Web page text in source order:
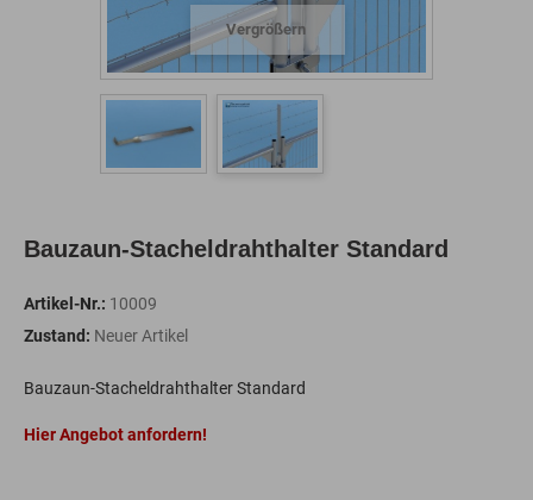
Vergrößern
Bauzaun-Stacheldrahthalter Standard
Artikel-Nr.: 10009
Zustand: Neuer Artikel
Bauzaun-Stacheldrahthalter Standard
Hier Angebot anfordern!